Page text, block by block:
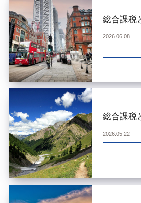
総合課税
2026.06.08
総合課税
2026.05.22